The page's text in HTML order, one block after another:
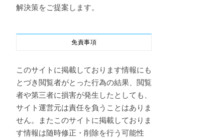
解決策をご提案します。
免責事項
このサイトに掲載しております情報にも
とづき閲覧者がとった行為の結果、閲覧
者や第三者に損害が発生したとしても、
サイト運営元は責任を負うことはありま
せん。またこのサイトに掲載しておりま
す情報は随時修正・削除を行う可能性